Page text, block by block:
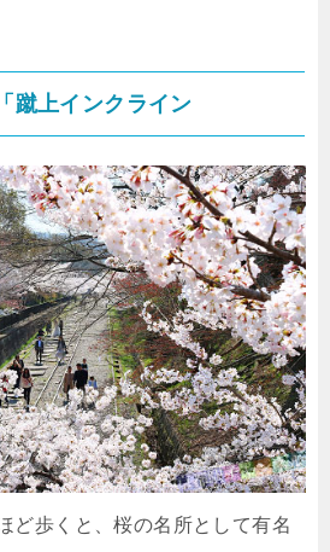
蹴上インクライン
ど歩くと、桜の名所として有名